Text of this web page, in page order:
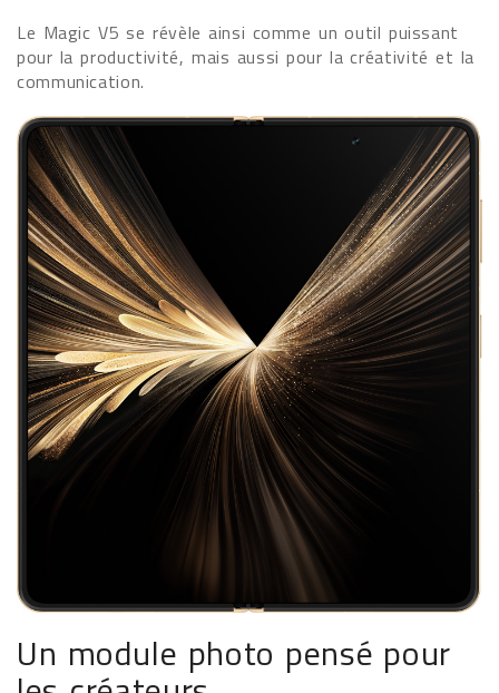
Le Magic V5 se révèle ainsi comme un outil puissant
pour la productivité, mais aussi pour la créativité et la
communication.
Un module photo pensé pour